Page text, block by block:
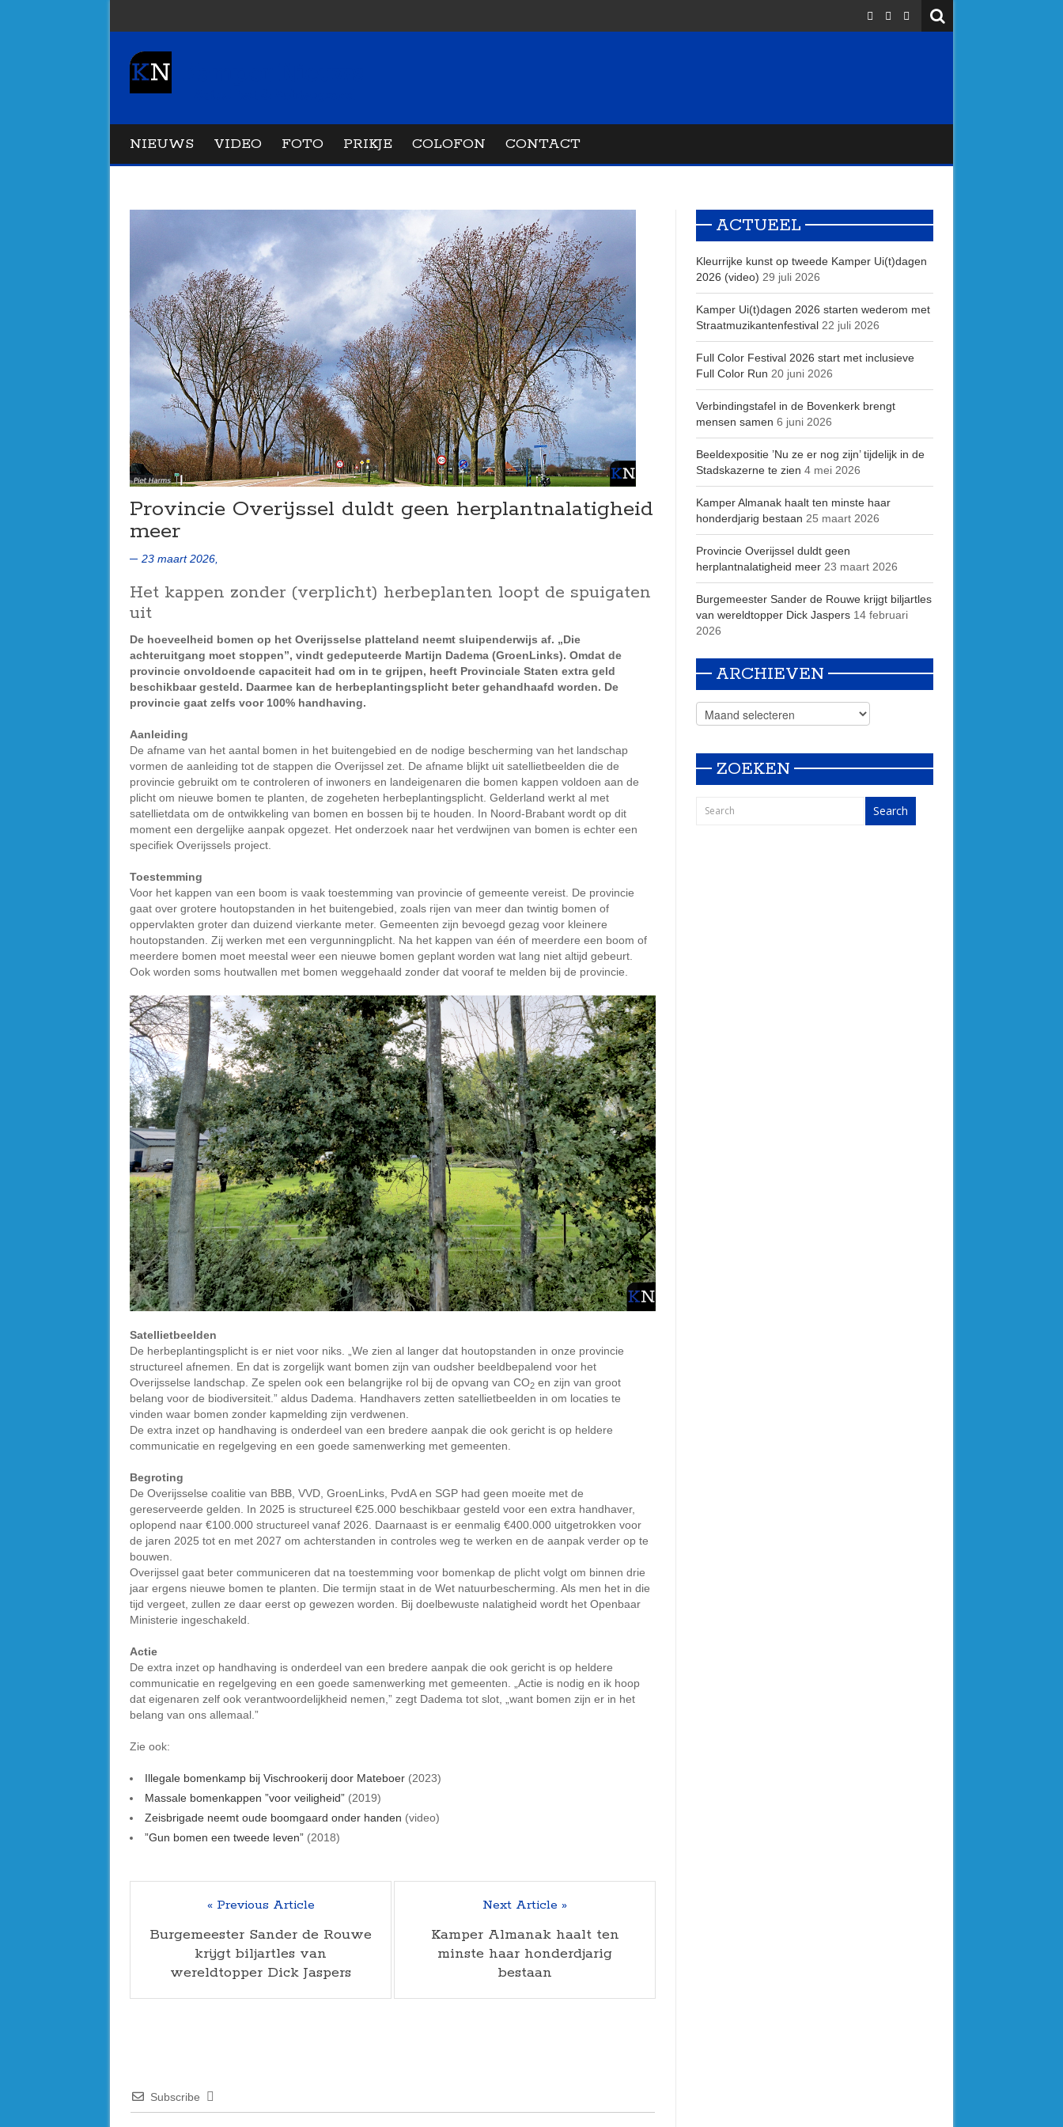
NIEUWS VIDEO FOTO PRIKJE COLOFON CONTACT
Provincie Overijssel duldt geen herplantnalatigheid
meer
23 maart 2026,
Het kappen zonder (verplicht) herbeplanten loopt de spuigaten
uit
De hoeveelheid bomen op het Overijsselse platteland neemt sluipenderwijs af. „Die
achteruitgang moet stoppen”, vindt gedeputeerde Martijn Dadema (GroenLinks). Omdat de
provincie onvoldoende capaciteit had om in te grijpen, heeft Provinciale Staten extra geld
beschikbaar gesteld. Daarmee kan de herbeplantingsplicht beter gehandhaafd worden. De
provincie gaat zelfs voor 100% handhaving.
Aanleiding
De afname van het aantal bomen in het buitengebied en de nodige bescherming van het landschap
vormen de aanleiding tot de stappen die Overijssel zet. De afname blijkt uit satellietbeelden die de
provincie gebruikt om te controleren of inwoners en landeigenaren die bomen kappen voldoen aan de
plicht om nieuwe bomen te planten, de zogeheten herbeplantingsplicht. Gelderland werkt al met
satellietdata om de ontwikkeling van bomen en bossen bij te houden. In Noord-Brabant wordt op dit
moment een dergelijke aanpak opgezet. Het onderzoek naar het verdwijnen van bomen is echter een
specifiek Overijssels project.
Toestemming
Voor het kappen van een boom is vaak toestemming van provincie of gemeente vereist. De provincie
gaat over grotere houtopstanden in het buitengebied, zoals rijen van meer dan twintig bomen of
oppervlakten groter dan duizend vierkante meter. Gemeenten zijn bevoegd gezag voor kleinere
houtopstanden. Zij werken met een vergunningplicht. Na het kappen van één of meerdere een boom of
meerdere bomen moet meestal weer een nieuwe bomen geplant worden wat lang niet altijd gebeurt.
Ook worden soms houtwallen met bomen weggehaald zonder dat vooraf te melden bij de provincie.
Satellietbeelden
De herbeplantingsplicht is er niet voor niks. „We zien al langer dat houtopstanden in onze provincie
structureel afnemen. En dat is zorgelijk want bomen zijn van oudsher beeldbepalend voor het
Overijsselse landschap. Ze spelen ook een belangrijke rol bij de opvang van CO2 en zijn van groot
belang voor de biodiversiteit.” aldus Dadema. Handhavers zetten satellietbeelden in om locaties te
vinden waar bomen zonder kapmelding zijn verdwenen.
De extra inzet op handhaving is onderdeel van een bredere aanpak die ook gericht is op heldere
communicatie en regelgeving en een goede samenwerking met gemeenten.
Begroting
De Overijsselse coalitie van BBB, VVD, GroenLinks, PvdA en SGP had geen moeite met de
gereserveerde gelden. In 2025 is structureel €25.000 beschikbaar gesteld voor een extra handhaver,
oplopend naar €100.000 structureel vanaf 2026. Daarnaast is er eenmalig €400.000 uitgetrokken voor
de jaren 2025 tot en met 2027 om achterstanden in controles weg te werken en de aanpak verder op te
bouwen.
Overijssel gaat beter communiceren dat na toestemming voor bomenkap de plicht volgt om binnen drie
jaar ergens nieuwe bomen te planten. Die termijn staat in de Wet natuurbescherming. Als men het in die
tijd vergeet, zullen ze daar eerst op gewezen worden. Bij doelbewuste nalatigheid wordt het Openbaar
Ministerie ingeschakeld.
Actie
De extra inzet op handhaving is onderdeel van een bredere aanpak die ook gericht is op heldere
communicatie en regelgeving en een goede samenwerking met gemeenten. „Actie is nodig en ik hoop
dat eigenaren zelf ook verantwoordelijkheid nemen,” zegt Dadema tot slot, „want bomen zijn er in het
belang van ons allemaal.”
Zie ook:
Illegale bomenkamp bij Vischrookerij door Mateboer (2023)
Massale bomenkappen ”voor veiligheid” (2019)
Zeisbrigade neemt oude boomgaard onder handen (video)
”Gun bomen een tweede leven” (2018)
« Previous Article
Burgemeester Sander de Rouwe
krijgt biljartles van
wereldtopper Dick Jaspers
Next Article »
Kamper Almanak haalt ten
minste haar honderdjarig
bestaan
Subscribe
ACTUEEL
Kleurrijke kunst op tweede Kamper Ui(t)dagen
2026 (video) 29 juli 2026
Kamper Ui(t)dagen 2026 starten wederom met
Straatmuzikantenfestival 22 juli 2026
Full Color Festival 2026 start met inclusieve
Full Color Run 20 juni 2026
Verbindingstafel in de Bovenkerk brengt
mensen samen 6 juni 2026
Beeldexpositie ’Nu ze er nog zijn’ tijdelijk in de
Stadskazerne te zien 4 mei 2026
Kamper Almanak haalt ten minste haar
honderdjarig bestaan 25 maart 2026
Provincie Overijssel duldt geen
herplantnalatigheid meer 23 maart 2026
Burgemeester Sander de Rouwe krijgt biljartles
van wereldtopper Dick Jaspers 14 februari
2026
ARCHIEVEN
ZOEKEN